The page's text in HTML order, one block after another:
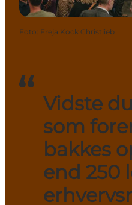
Foto: Freja Kock Christlieb
Vidste
som
bakkes
end 250